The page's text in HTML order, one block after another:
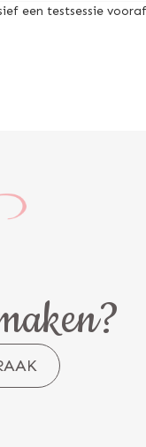
een testsessie